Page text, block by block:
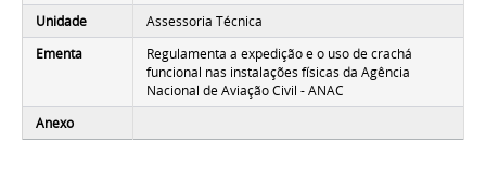
Unidade
Assessoria Técnica
Ementa
Regulamenta a expedição e o uso de crachá
funcional nas instalações físicas da Agência
Nacional de Aviação Civil - ANAC
Anexo